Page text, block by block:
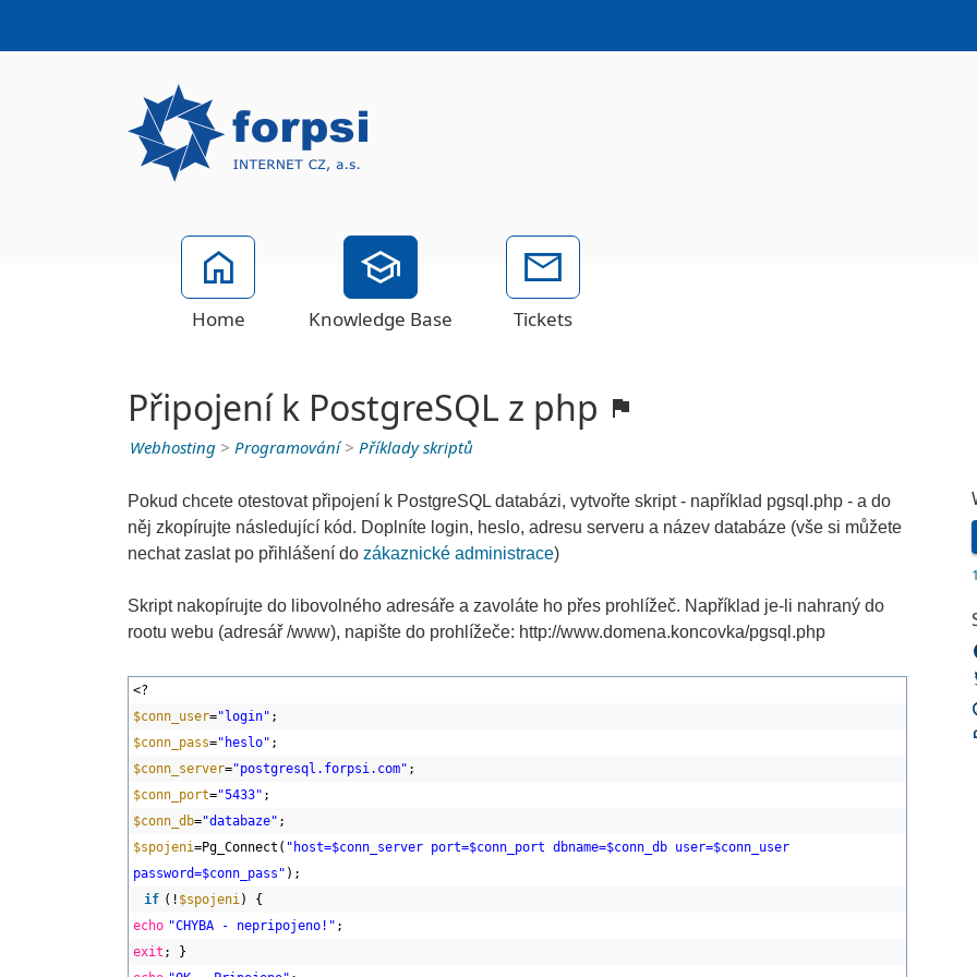
Home Knowledge Base Tickets
Připojení k PostgreSQL z php
Webhosting > Programování> Příklady skriptů
Pokud chcete otestovat připojení k PostgreSQL databázi, vytvořte skript - například pgsql.php - a do
něj zkopírujte následující kód. Doplníte login, heslo, adresu serveru a název databáze (vše si můžete
nechat zaslat po přihlášení do zákaznické administrace)
Skript nakopírujte do libovolného adresáře a zavoláte ho přes prohlížeč. Například je-li nahraný do
rootu webu (adresář /www), napište do prohlížeče: http://www.domena.koncovka/pgsql.php
<?
$conn_user="login" ;
$conn_pass="heslo" ;
$conn_server="postgresql.forpsi.com" ;
$conn_port="5433" ;
$conn_db="databaze" ;
$spojeni=Pg_Connect( "host=$conn_server port=$conn_port dbname=$conn_db user=$conn_user
password=$conn_pass" );
if (! $spojeni) {
echo "CHYBA - nepripojeno!" ;
exit ; }